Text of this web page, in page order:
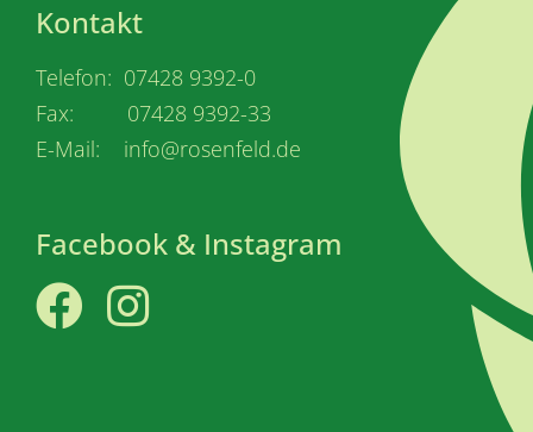
Kontakt
Telefon: 07428 9392-0
Fax: 07428 9392-33
E-Mail: info@rosenfeld.de
Facebook & Instagram